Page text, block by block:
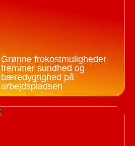
Grønne frokostmuligheder
fremmer sundhed og
bæredygtighed på
arbejdspladsen